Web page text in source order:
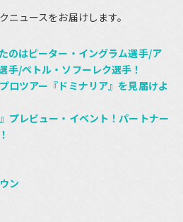
ュースをお届けします。
のはピーター・イングラム選手/ア
手/ペトル・ソフーレク選手！
ロツアー『ドミナリア』を見届けよ
プレビュー・イベント！パートナー
ン